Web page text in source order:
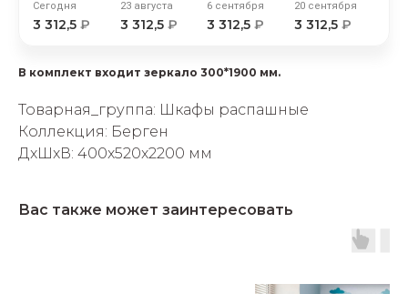
Сегодня
3 312,5 ₽
23 августа
3 312,5 ₽
6 сентября
3 312,5 ₽
20 сентября
3 312,5 ₽
В комплект входит зеркало 300*1900 мм.
Товарная_группа: Шкафы распашные
Коллекция: Берген
ДxШxВ: 400x520x2200 мм
Вас также может заинтересовать